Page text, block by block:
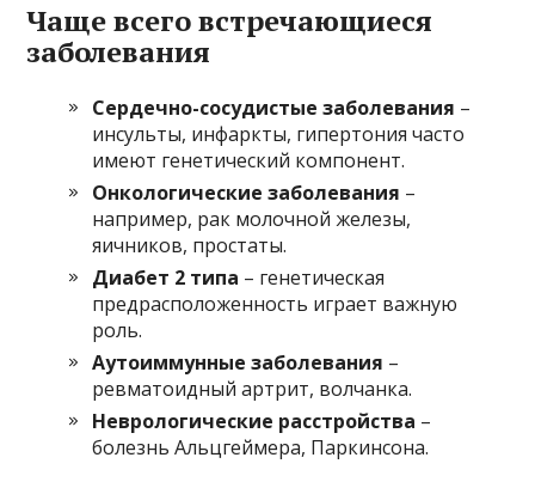
Чаще всего встречающиеся
заболевания
Сердечно-сосудистые заболевания –
инсульты, инфаркты, гипертония часто
имеют генетический компонент.
Онкологические заболевания –
например, рак молочной железы,
яичников, простаты.
Диабет 2 типа – генетическая
предрасположенность играет важную
роль.
Аутоиммунные заболевания –
ревматоидный артрит, волчанка.
Неврологические расстройства –
болезнь Альцгеймера, Паркинсона.